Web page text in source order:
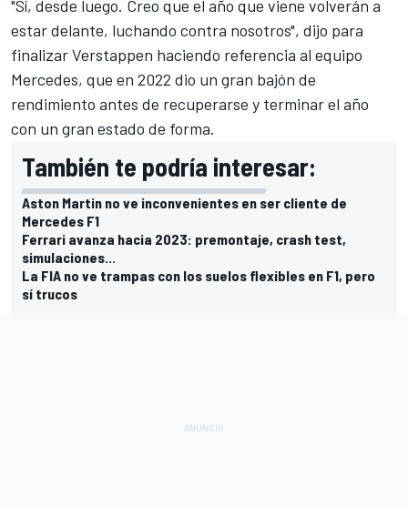
"Sí, desde luego. Creo que el año que viene volverán a
estar delante, luchando contra nosotros", dijo para
finalizar Verstappen haciendo referencia al equipo
Mercedes, que en 2022 dio un gran bajón de
rendimiento antes de recuperarse y terminar el año
con un gran estado de forma.
También te podría interesar:
Aston Martin no ve inconvenientes en ser cliente de
Mercedes F1
Ferrari avanza hacia 2023: premontaje, crash test,
simulaciones...
La FIA no ve trampas con los suelos flexibles en F1, pero
sí trucos